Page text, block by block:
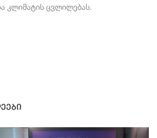
კლიმატის ცვლილებას.